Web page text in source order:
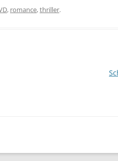
, romance,thriller.